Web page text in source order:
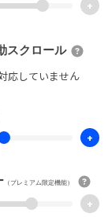
+
スクロール
応していません
+
（プレミアム限定機能）
+